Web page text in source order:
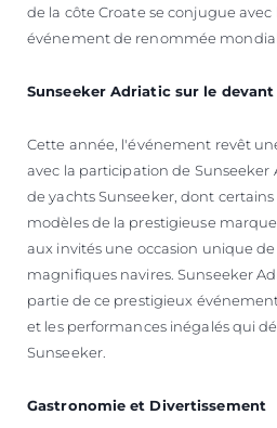
de la côte Croate se conjugue
événement de renommée
Sunseeker Adriatic sur le devant
Cette année, l'événement revêt
avec la participation de Sunseeker
de yachts Sunseeker, dont
modèles de la prestigieuse
aux invités une occasion unique
magnifiques navires. Sunseeker
partie de ce prestigieux
et les performances inégalés qui
Sunseeker.
Gastronomie et Divertissement